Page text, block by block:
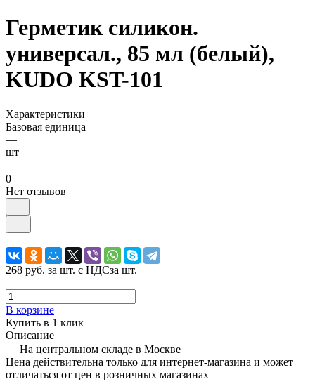
Герметик силикон.
универсал., 85 мл (белый),
KUDO KST-101
Характеристики
Базовая единица
—
шт
0
Нет отзывов
268 руб. за шт. с НДСза шт.
В корзине
Купить в 1 клик
Описание
На центральном складе в Москве
Цена действительна только для интернет-магазина и может
отличаться от цен в розничных магазинах